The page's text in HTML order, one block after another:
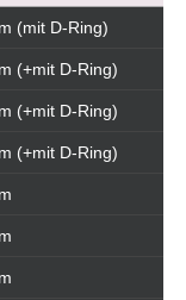
(mit D-Ring)
(+mit D-Ring)
(+mit D-Ring)
(+mit D-Ring)